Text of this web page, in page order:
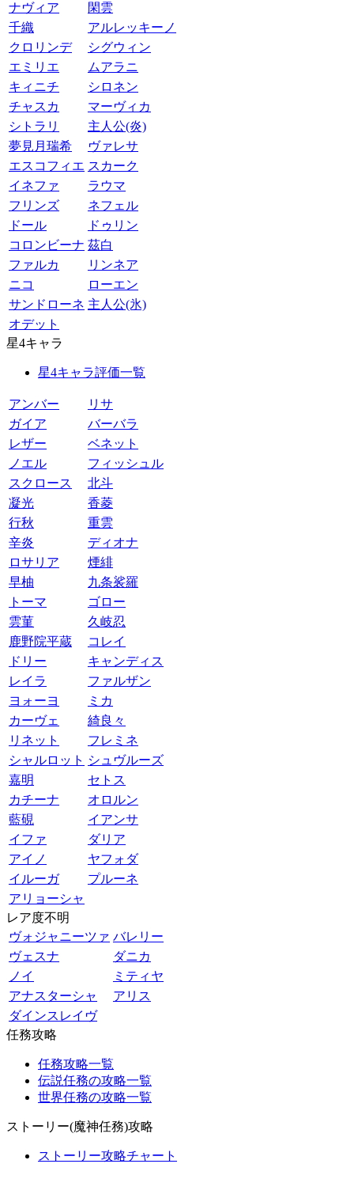
ナヴィア
閑雲
千織
アルレッキーノ
クロリンデ
シグウィン
エミリエ
ムアラニ
キィニチ
シロネン
チャスカ
マーヴィカ
シトラリ
主人公(炎)
夢見月瑞希
ヴァレサ
エスコフィエ スカーク
イネファ
ラウマ
フリンズ
ネフェル
ドール
ドゥリン
コロンビーナ 茲白
ファルカ
リンネア
ニコ
ローエン
サンドローネ 主人公(氷)
オデット
星4キャラ
星4キャラ評価一覧
アンバー
リサ
ガイア
バーバラ
レザー
ベネット
ノエル
フィッシュル
スクロース
北斗
凝光
香菱
行秋
重雲
辛炎
ディオナ
ロサリア
煙緋
早柚
九条裟羅
トーマ
ゴロー
雲菫
久岐忍
鹿野院平蔵
コレイ
ドリー
キャンディス
レイラ
ファルザン
ヨォーヨ
ミカ
カーヴェ
綺良々
リネット
フレミネ
シャルロット シュヴルーズ
嘉明
セトス
カチーナ
オロルン
藍硯
イアンサ
イファ
ダリア
アイノ
ヤフォダ
イルーガ
プルーネ
アリョーシャ
レア度不明
ヴォジャニーツァ バレリー
ヴェスナ
ダニカ
ノイ
ミティヤ
アナスターシャ
アリス
ダインスレイヴ
任務攻略
任務攻略一覧
伝説任務の攻略一覧
世界任務の攻略一覧
ストーリー(魔神任務)攻略
ストーリー攻略チャート